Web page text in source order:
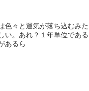
色々と運気が落ち込むみた
い。あれ？１年単位である
あるら...